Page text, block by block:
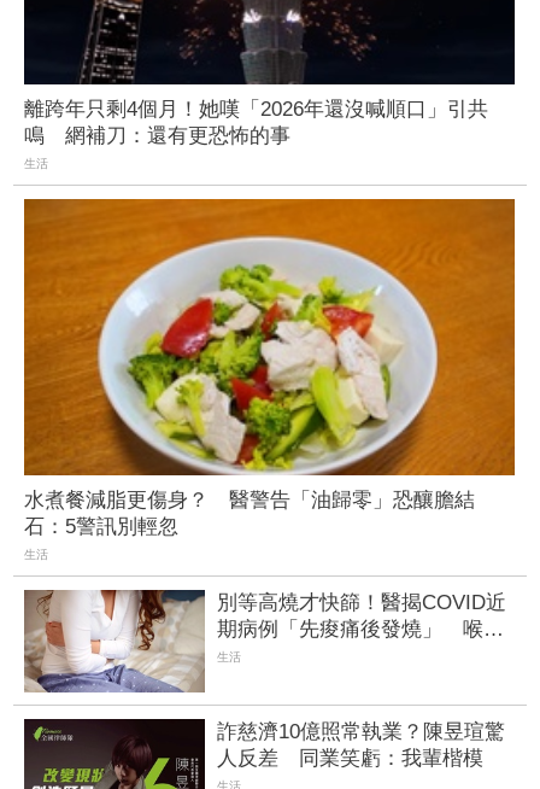
離跨年只剩4個月！她嘆「2026年還沒喊順口」引共
鳴 網補刀：還有更恐怖的事
生活
水煮餐減脂更傷身？ 醫警告「油歸零」恐釀膽結
石：5警訊別輕忽
生活
別等高燒才快篩！醫揭COVID近
期病例「先痠痛後發燒」 喉嚨
痛如刀割
生活
詐慈濟10億照常執業？陳昱瑄驚
人反差 同業笑虧：我輩楷模
生活